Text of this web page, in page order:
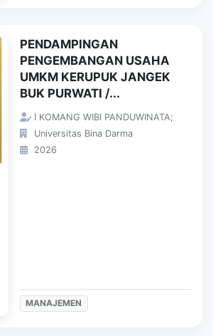
PENDAMPINGAN
PENGEMBANGAN USAHA
UMKM KERUPUK JANGEK
BUK PURWATI /...
I KOMANG WIBI PANDUWINATA;
Universitas Bina Darma
2026
MANAJEMEN